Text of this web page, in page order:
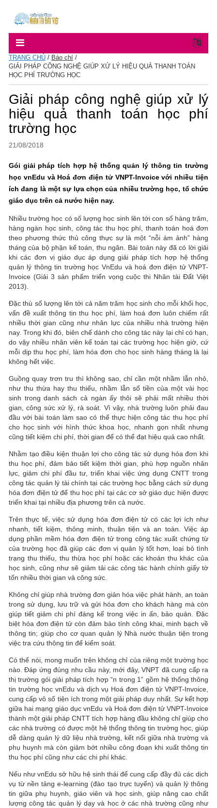
TRANG CHỦ/ Báo chí/
GIẢI PHÁP CÔNG NGHỆ GIÚP XỬ LÝ HIỆU QUẢ THANH TOÁN
HỌC PHÍ TRƯỜNG HỌC
Giải pháp công nghệ giúp xử lý
hiệu quả thanh toán học phí
trường học
21/08/2018
Gói giải pháp tích hợp hệ thống quản lý thông tin trường
học vnEdu và Hoá đơn điện tử VNPT-Invoice với nhiều tiện
ích đang là một sự lựa chọn của nhiều trường học, tổ chức
giáo dục trên cả nước hiện nay.
Nhiều trường học có số lượng học sinh lên tới con số hàng trăm,
hàng ngàn học sinh, công tác thu học phí, thanh toán hoá đơn
theo phương thức thủ công thực sự là một “nỗi ám ảnh” hàng
tháng của bộ phận kế toán, thu ngân. Bài toán này đã có lời giải
khi các đơn vị giáo dục áp dụng giải pháp tích hợp hệ thống
quản lý thông tin trường học VnEdu và hoá đơn điện tử VNPT-
Invoice (Giải 3 sản phẩm triển vọng cuộc thi Nhân tài Đất Việt
2013).
Đặc thù số lượng lên tới cả năm trăm học sinh cho mỗi khối học,
vấn đề xuất thông tin thu học phí, làm hoá đơn luôn chiếm rất
nhiều thời gian cũng như nhân lực của nhiều nhà trường hiện
nay. Trong khi đó, biên chế dành cho công tác này lại chỉ có hạn,
do vậy nhiều nhân viên kế toán tại các trường học hiện giờ, cứ
mỗi dịp thu học phí, làm hóa đơn cho học sinh hàng tháng là lại
không hết việc.
Guồng quay trơn tru thì không sao, chỉ cần một nhầm lẫn nhỏ,
như thu thừa hay thu thiếu, nhầm lẫn số tiền của một vài học
sinh trong danh sách cả ngàn ấy thôi sẽ phải mất nhiều thời
gian, công sức xử lý, rà soát. Vì vậy, nhà trường luôn phải đau
đầu với bài toán làm sao có thể thực hiện công tác thu học phí
cho học sinh với hình thức khoa học, nhanh gọn nhất nhưng
cũng tiết kiệm chi phí, thời gian để có thể đạt hiệu quả cao nhất.
Nhằm tạo điều kiện thuận lợi cho công tác sử dụng hóa đơn khi
thu học phí, đảm bảo tiết kiệm thời gian, phù hợp nguồn nhân
lực, giảm chi phí đầu tư, triển khai việc ứng dụng CNTT trong
công tác quản lý tài chính tại các trường học bằng cách sử dụng
hóa đơn điện tử để thu học phí tại các cơ sở giáo dục hiện được
triển khai tại nhiều địa phương trên cả nước.
Trên thực tế, việc sử dụng hóa đơn điện tử có các lợi ích như
nhanh, tiết kiệm, thông minh, thuận tiện và an toàn. Việc áp
dụng phần mềm hóa đơn điện tử trong công tác xuất chứng từ
của trường học đã giúp các đơn vị quản lý tốt hơn, loại bỏ tình
trạng thu thiếu, thu thừa học phí hoặc các khoản thu khác của
học sinh, cũng như sẽ giảm tải các công tác hành chính giấy tờ
tốn nhiều thời gian và công sức.
Không chỉ giúp nhà trường đơn giản hóa việc phát hành, an toàn
trong sử dụng, lưu trữ và gửi hóa đơn cho khách hàng mà còn
giúp tiết giảm chi phí đáng kể trong việc in ấn, bảo quản. Đặc
biệt hóa đơn điện tử còn đảm bảo tính công khai, minh bạch về
thông tin; giúp cho cơ quan quản lý Nhà nước thuận tiện trong
việc tra cứu thông tin để kiểm soát.
Có thể nói, mong muốn trên không chỉ của riêng một trường học
nào. Đáp ứng đúng nhu cầu này, mới đây, VNPT đã cung cấp ra
thị trường gói giải pháp tích hợp “n trong 1” gồm hệ thống thông
tin trường học vnEdu và dịch vụ Hoá đơn điện tử VNPT-Invoice,
cung cấp vô số tiện ích trong một giải pháp duy nhất. Sự kết hợp
giữa hai mạng giáo dục vnEdu và Hoá đơn điện tử VNPT-Invoice
thành một giải pháp CNTT tích hợp hàng đầu không chỉ giúp cho
các nhà trường có được một hệ thống thông tin trường học, giúp
dễ dàng quản lý dữ liệu nhà trường, kết nối giữa nhà trường và
phụ huynh mà còn giảm bớt nhiều công đoạn khi xuất thông tin
thu học phí cũng như các chi phí khác.
Nếu như vnEdu sở hữu hệ sinh thái để cung cấp đầy đủ các dịch
vụ từ nền tảng e-learning (đào tạo trực tuyến) và quản lý thông
tin giữa phụ huynh, giáo viên và học sinh, giúp nâng cao chất
lượng công tác quản lý dạy và học ở các nhà trường cũng như